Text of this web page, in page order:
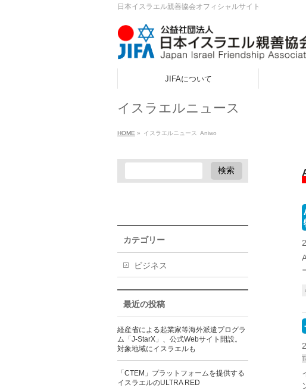
日本イスラエル親善協会オフィシャルサイト
JIFAについて
イスラエルニュース
HOME » イスラエルニュース Aniwo
カテゴリー
ビジネス
最近の投稿
経産省による起業家等海外派遣プログラ
ム「J-StarX」、公式Webサイト開設。
対象地域にイスラエルも
「CTEM」プラットフォームを提供する
イスラエルのULTRA RED